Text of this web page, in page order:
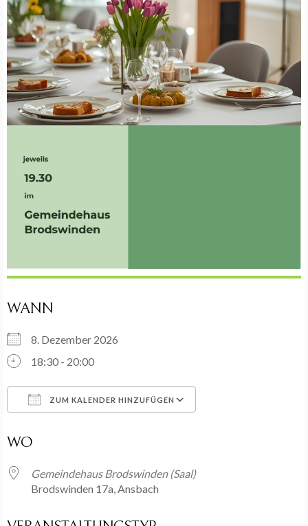
WANN
8. Dezember 2026
18:30 - 20:00
ZUM KALENDER HINZUFÜGEN
WO
Gemeindehaus Brodswinden (Saal)
Brodswinden 17a, Ansbach